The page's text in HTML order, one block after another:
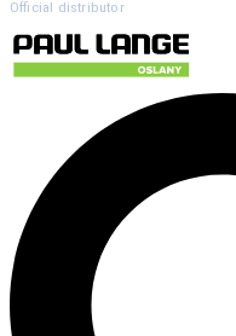
Official distributor